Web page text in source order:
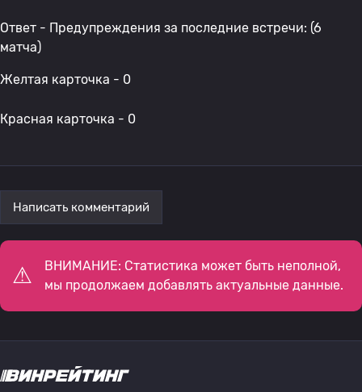
Ответ - Предупреждения за последние встречи: (6
матча)
Желтая карточка - 0
Красная карточка - 0
Написать комментарий
ВНИМАНИЕ: Статистика может быть неполной,
мы продолжаем добавлять актуальные данные.